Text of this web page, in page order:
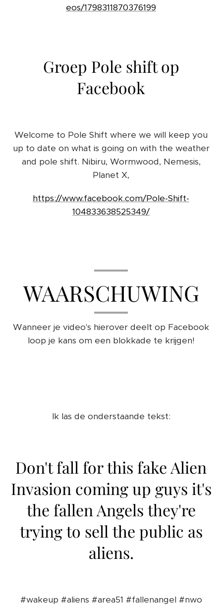
eos/1798311870376199
Groep Pole shift op
Facebook
Welcome to Pole Shift where we will keep you
up to date on what is going on with the weather
and pole shift. Nibiru, Wormwood, Nemesis,
Planet X,
https://www.facebook.com/Pole-Shift-
104833638525349/
WAARSCHUWING
Wanneer je video's hierover deelt op Facebook
loop je kans om een blokkade te krijgen!
Ik las de onderstaande tekst:
Don't fall for this fake Alien
Invasion coming up guys it's
the fallen Angels they're
trying to sell the public as
aliens.
#wakeup #aliens #area51 #fallenangel #nwo